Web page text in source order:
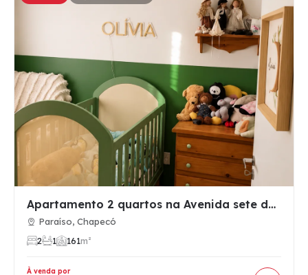
Apartamento 2 quartos na Avenida sete de Setembro
Paraíso, Chapecó
2
1 161m²
À venda por